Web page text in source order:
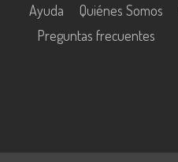
Ayuda Quiénes Somos
Preguntas frecuentes